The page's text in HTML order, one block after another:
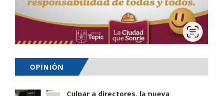
OPINIÓN
Culpar a directores, la nueva